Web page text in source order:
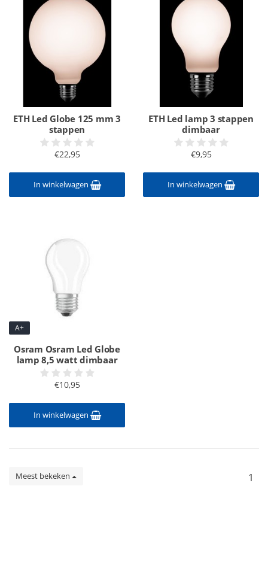
ETH Led Globe 125 mm 3
stappen
€22,95
In winkelwagen
ETH Led lamp 3 stappen
dimbaar
€9,95
In winkelwagen
A+
Osram Osram Led Globe
lamp 8,5 watt dimbaar
€10,95
In winkelwagen
Meest bekeken 1